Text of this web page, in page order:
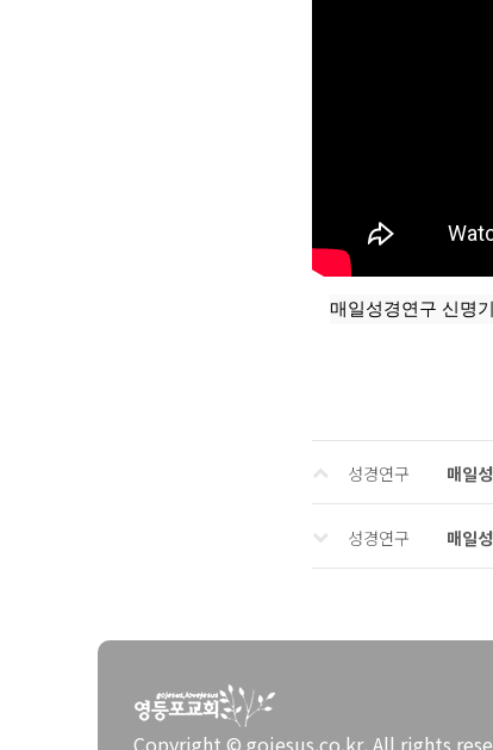
본문
매일성경연구 신명
성경연구 매일
성경연구 매일
Copyright © gojesus.co.kr. All rights